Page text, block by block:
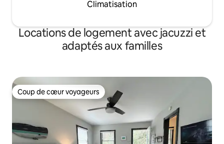
Climatisation
Locations de logement avec jacuzzi et
adaptés aux familles
Coup de cœur voyageurs
Coup de cœur voyageurs